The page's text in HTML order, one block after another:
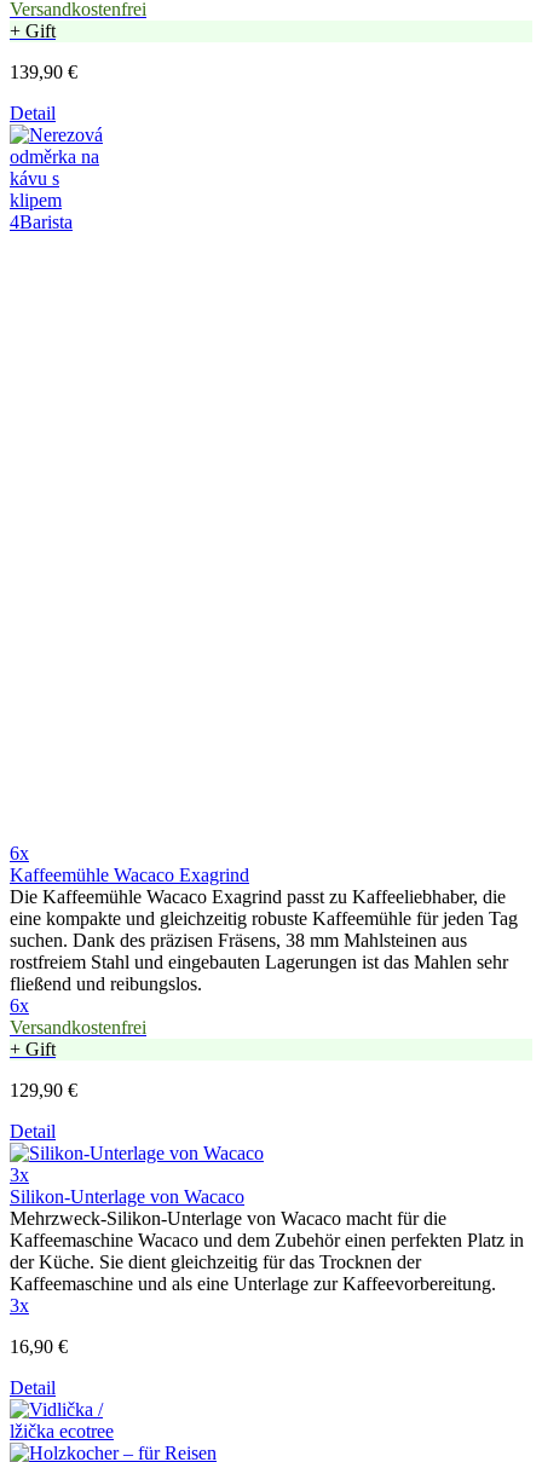
Versandkostenfrei
+ Gift
139,90 €
Detail
6x
Kaffeemühle Wacaco Exagrind
Die Kaffeemühle Wacaco Exagrind passt zu Kaffeeliebhaber, die
eine kompakte und gleichzeitig robuste Kaffeemühle für jeden Tag
suchen. Dank des präzisen Fräsens, 38 mm Mahlsteinen aus
rostfreiem Stahl und eingebauten Lagerungen ist das Mahlen sehr
fließend und reibungslos.
6x
Versandkostenfrei
+ Gift
129,90 €
Detail
3x
Silikon-Unterlage von Wacaco
Mehrzweck-Silikon-Unterlage von Wacaco macht für die
Kaffeemaschine Wacaco und dem Zubehör einen perfekten Platz in
der Küche. Sie dient gleichzeitig für das Trocknen der
Kaffeemaschine und als eine Unterlage zur Kaffeevorbereitung.
3x
16,90 €
Detail